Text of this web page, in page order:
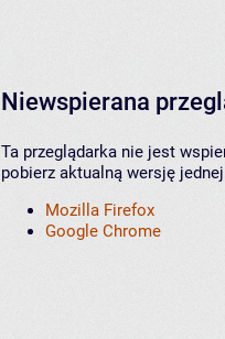
Niewspierana
Ta przeglądarka nie jest
pobierz aktualną wersję
Mozilla Firefox
Google Chrome